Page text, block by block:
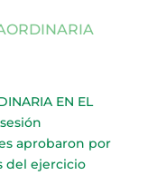
EN EL
aprobaron por
del ejercicio